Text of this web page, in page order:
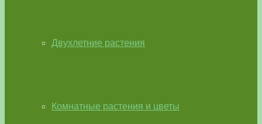
Двухлетние растения
Комнатные растения и цветы